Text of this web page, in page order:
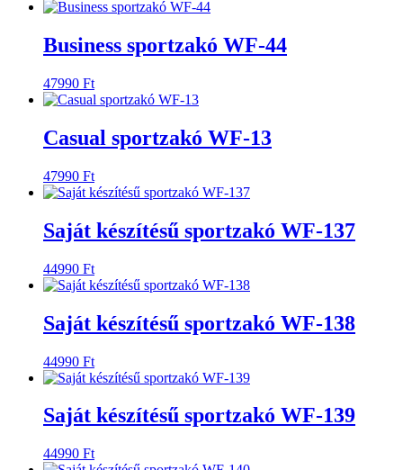
Business sportzakó WF-44
47990 Ft
Casual sportzakó WF-13
47990 Ft
Saját készítésű sportzakó WF-137
44990 Ft
Saját készítésű sportzakó WF-138
44990 Ft
Saját készítésű sportzakó WF-139
44990 Ft